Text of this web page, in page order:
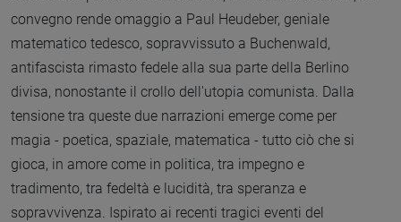
convegno rende omaggio a Paul Heudeber, geniale
matematico tedesco, sopravvissuto a Buchenwald,
antifascista rimasto fedele alla sua parte della Berlino
divisa, nonostante il crollo dell'utopia comunista. Dalla
tensione tra queste due narrazioni emerge come per
magia - poetica, spaziale, matematica - tutto ciò che si
gioca, in amore come in politica, tra impegno e
tradimento, tra fedeltà e lucidità, tra speranza e
sopravvivenza. Ispirato ai recenti tragici eventi del